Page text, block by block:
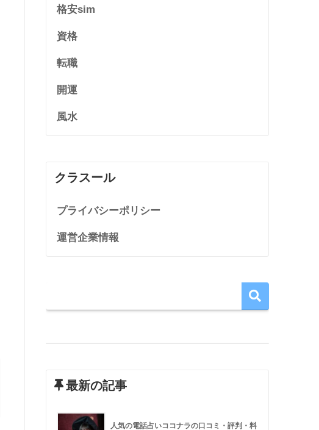
格安sim
資格
転職
開運
風水
クラスール
プライバシーポリシー
運営企業情報
最新の記事
人気の電話占いココナラの口コミ・評判・料